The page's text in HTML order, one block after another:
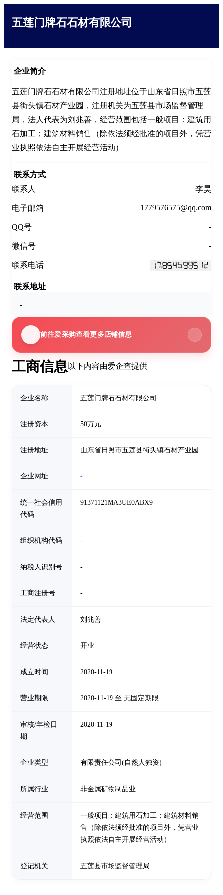
五莲门牌石石材有限公司
工商信息 以下内容由爱企查提供
企业名称 五莲门牌石石材有限公司
注册资本 50万元
注册地址 山东省日照市五莲县街头镇石材产业园
企业网址 -
统一社会信用
代码
91371121MA3UE0ABX9
组织机构代码 -
纳税人识别号 -
工商注册号 -
法定代表人 刘兆善
经营状态 开业
成立时间 2020-11-19
营业期限 2020-11-19 至 无固定期限
审核/年检日
期
2020-11-19
企业类型 有限责任公司(自然人独资)
所属行业 非金属矿物制品业
经营范围
一般项目：建筑用石加工；建筑材料销
售（除依法须经批准的项目外，凭营业
执照依法自主开展经营活动）
登记机关 五莲县市场监督管理局
企业简介
五莲门牌石石材有限公司注册地址位于山东省日照市五莲
县街头镇石材产业园，注册机关为五莲县市场监督管理
局，法人代表为刘兆善，经营范围包括一般项目：建筑用
石加工；建筑材料销售（除依法须经批准的项目外，凭营
业执照依法自主开展经营活动）
联系方式
联系人
李昊
电子邮箱 1779576575@qq.com
QQ号 -
微信号 -
联系电话
联系地址
-
前往爱采购查看更多店铺信息